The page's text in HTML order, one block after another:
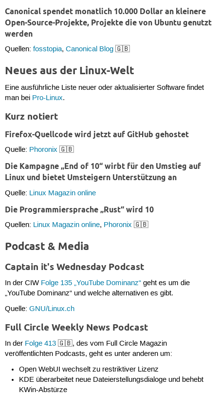
Canonical spendet monatlich 10.000 Dollar an kleinere
Open-Source-Projekte, Projekte die von Ubuntu genutzt
werden
Quellen: fosstopia, Canonical Blog🇬🇧
Neues aus der Linux-Welt
Eine ausführliche Liste neuer oder aktualisierter Software findet
man bei Pro-Linux.
Kurz notiert
Firefox-Quellcode wird jetzt auf GitHub gehostet
Quelle: Phoronix 🇬🇧
Die Kampagne „End of 10“ wirbt für den Umstieg auf
Linux und bietet Umsteigern Unterstützung an
Quelle: Linux Magazin online
Die Programmiersprache „Rust“ wird 10
Quellen: Linux Magazin online, Phoronix 🇬🇧
Podcast & Media
Captain it's Wednesday Podcast
In der CIW Folge 135 „YouTube Dominanz“geht es um die
„YouTube Dominanz“ und welche alternativen es gibt.
Quelle: GNU/Linux.ch
Full Circle Weekly News Podcast
In der Folge 413🇬🇧, des vom Full Circle Magazin
veröffentlichten Podcasts, geht es unter anderen um:
Open WebUI wechselt zu restriktiver Lizenz
KDE überarbeitet neue Dateierstellungsdialoge und behebt
KWin-Abstürze